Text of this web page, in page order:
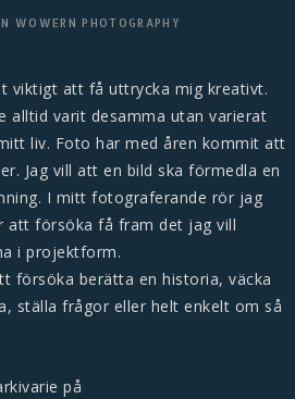
WOWERN PHOTOGRAPHY
viktigt att få uttrycka mig kreativt.
alltid varit desamma utan varierat
liv. Foto har med åren kommit att
Jag vill att en bild ska förmedla en
I mitt fotograferande rör jag
att försöka få fram det jag vill
i projektform.
försöka berätta en historia, väcka
ställa frågor eller helt enkelt om så
på